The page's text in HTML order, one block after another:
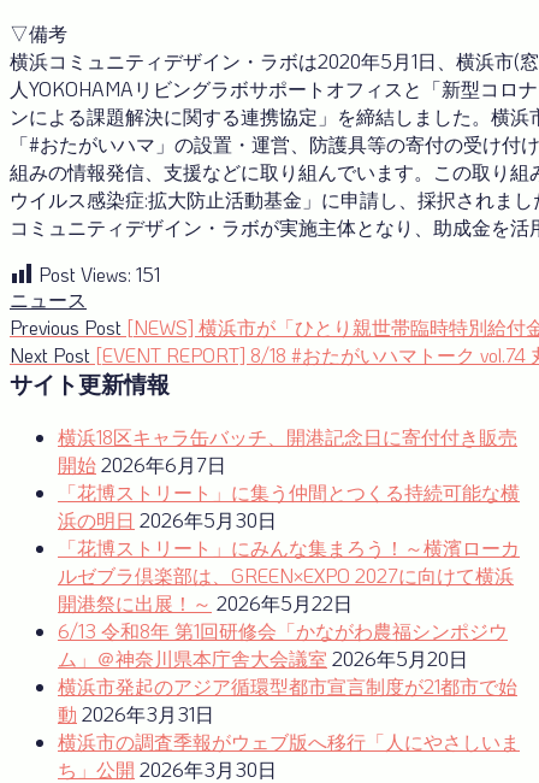
▽備考
横浜コミュニティデザイン・ラボは2020年5月1日、横浜市(
人YOKOHAMAリビングラボサポートオフィスと「新型コロ
ンによる課題解決に関する連携協定」を締結しました。横
「#おたがいハマ」の設置・運営、防護具等の寄付の受け付
組みの情報発信、支援などに取り組んでいます。この取り
ウイルス感染症:拡大防止活動基金」に申請し、採択されま
コミュニティデザイン・ラボが実施主体となり、助成金を活
Post Views: 151
ニュース
投
稿
ナ
ビ
ゲ
シ
ン
Previous Post Previous
post:
[NEWS] 横浜市が「ひとり親世帯臨時特別給付
Next Post Next
post:
[EVENT REPORT] 8/18 #おたがいハマトーク
サイト更新情報
横浜18区キャラ缶バッチ、開港記念日に寄付付き販売
開始2026年6月7日
「花博ストリート」に集う仲間とつくる持続可能な横
浜の明日 2026年5月30日
「花博ストリート」にみんな集まろう！～横濱ローカ
ルゼブラ倶楽部は、GREEN×EXPO 2027に向けて横浜
開港祭に出展！～ 2026年5月22日
6/13 令和8年 第1回研修会「かながわ農福シンポジウ
ム」＠神奈川県本庁舎大会議室 2026年5月20日
横浜市発起のアジア循環型都市宣言制度が21都市で始
動 2026年3月31日
横浜市の調査季報がウェブ版へ移行「人にやさしいま
ち」公開 2026年3月30日